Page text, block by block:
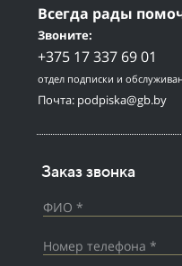
Всегда рады
Звоните:
+375 17 337 69 01
отдел подписки и
Почта: podpiska@gb.by
Заказ звонка
ФИО *
Номер телефона *